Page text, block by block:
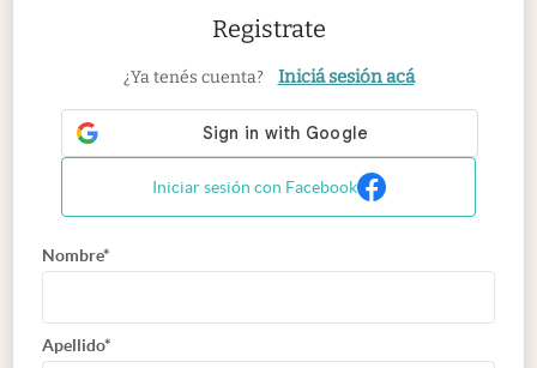
Registrate
¿Ya tenés cuenta? Iniciá sesión acá
Iniciar sesión con Facebook
Nombre*
Apellido*